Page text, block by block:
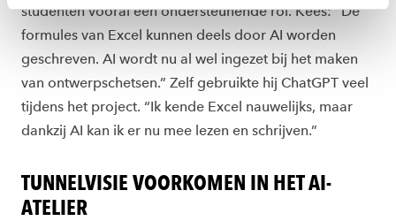
toestemming altijd wijzigen of intrekken via
onscookiestatement.
studenten vooral een ondersteunende rol. Kees: “De
formules van Excel kunnen deels door AI worden
geschreven. AI wordt nu al wel ingezet bij het maken
van ontwerpschetsen.” Zelf gebruikte hij ChatGPT veel
tijdens het project. “Ik kende Excel nauwelijks, maar
dankzij AI kan ik er nu mee lezen en schrijven.”
TUNNELVISIE VOORKOMEN IN HET AI-
ATELIER